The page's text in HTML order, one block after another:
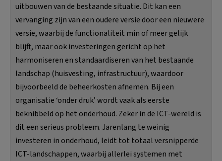
uitbouwen van de bestaande situatie. Dit kan een
vervanging zijn van een oudere versie door een nieuwere
versie, waarbij de functionaliteit min of meer gelijk
blijft, maar ook investeringen gericht op het
harmoniseren en standaardiseren van het bestaande
landschap (huisvesting, infrastructuur), waardoor
bijvoorbeeld de beheerkosten afnemen. Bij een
organisatie ‘onder druk’ wordt vaak als eerste
beknibbeld op het onderhoud. Zeker in de ICT-wereld is
dit een serieus probleem. Jarenlang te weinig
investeren in onderhoud, leidt tot totaal versnipperde
ICT-landschappen, waarbij allerlei systemen met